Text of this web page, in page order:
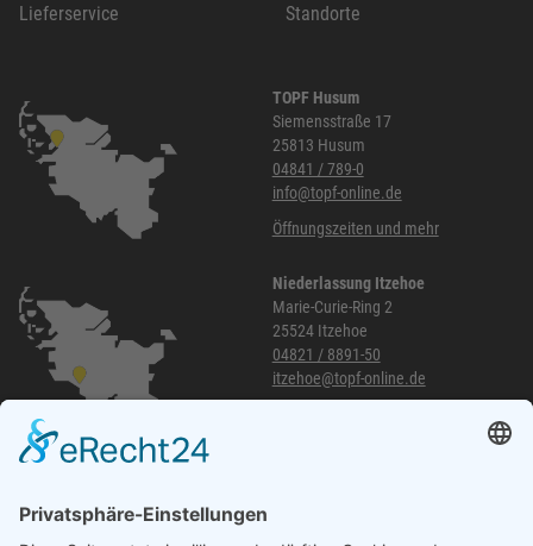
Lieferservice
Standorte
TOPF Husum
Siemensstraße 17
25813 Husum
04841 / 789-0
info@topf-online.de
Öffnungszeiten und mehr
Niederlassung Itzehoe
Marie-Curie-Ring 2
25524 Itzehoe
04821 / 8891-50
itzehoe@topf-online.de
040 / 21 04 04 04-04